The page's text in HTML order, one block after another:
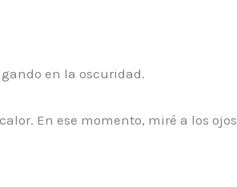
en la oscuridad.
En ese momento, miré a los ojos